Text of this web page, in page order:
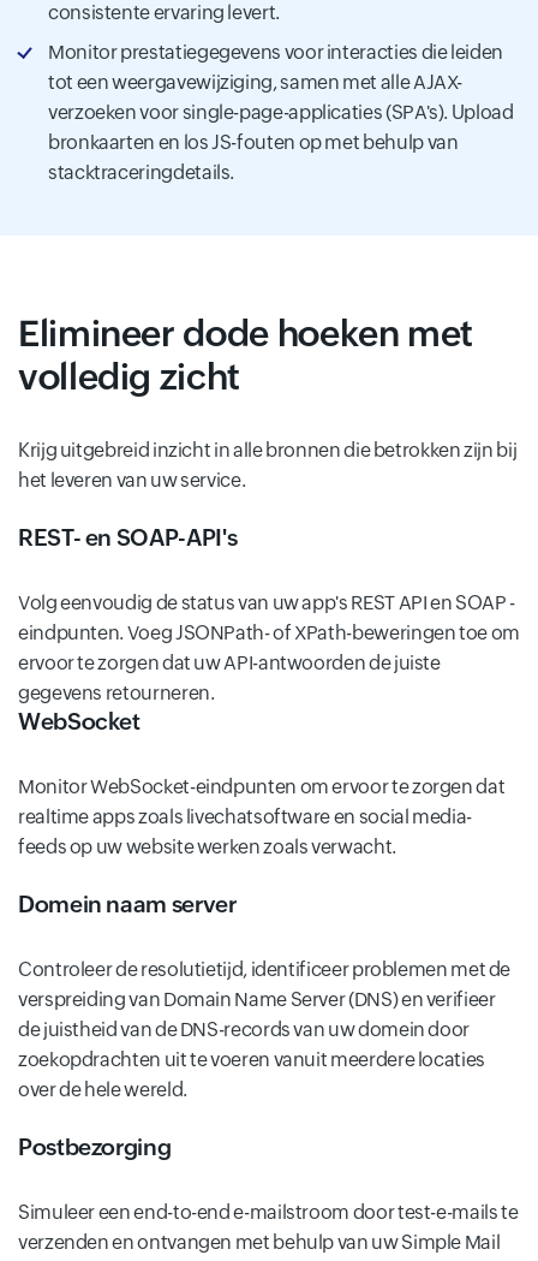
consistente ervaring levert.
Monitor prestatiegegevens voor interacties die leiden
tot een weergavewijziging, samen met alle AJAX-
verzoeken voor single-page-applicaties (SPA's). Upload
bronkaarten en los JS-fouten op met behulp van
stacktraceringdetails.
Elimineer dode hoeken met
volledig zicht
Krijg uitgebreid inzicht in alle bronnen die betrokken zijn bij
het leveren van uw service.
REST- en SOAP-API's
Volg eenvoudig de status van uw app's REST API en SOAP -
eindpunten. Voeg JSONPath- of XPath-beweringen toe om
ervoor te zorgen dat uw API-antwoorden de juiste
gegevens retourneren.
WebSocket
Monitor WebSocket-eindpunten om ervoor te zorgen dat
realtime apps zoals livechatsoftware en social media-
feeds op uw website werken zoals verwacht.
Domein naam server
Controleer de resolutietijd, identificeer problemen met de
verspreiding van Domain Name Server (DNS) en verifieer
de juistheid van de DNS-records van uw domein door
zoekopdrachten uit te voeren vanuit meerdere locaties
over de hele wereld.
Postbezorging
Simuleer een end-to-end e-mailstroom door test-e-mails te
verzenden en ontvangen met behulp van uw Simple Mail